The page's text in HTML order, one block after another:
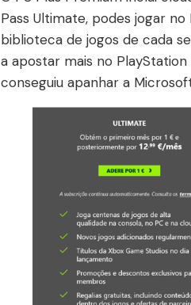
Pass Ultimate, podes jogar
biblioteca de jogos de cada
a apostar mais no
conseguiu apanhar a